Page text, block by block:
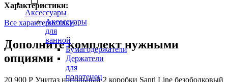
Аксессуары
Аксессуары
для
ванной
Бумагодержатели
Держатели
для
полотенец
Характеристики:
Все характеристики
Дополните комплект нужными
опциями
20 900 Р Унитаз напольный 2 коробки Santi Line безободковый